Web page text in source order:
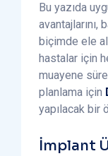
Bu yazıda
avantajlarını,
biçimde ele
hastalar için
muayene
planlama için
yapılacak bir
İmplant